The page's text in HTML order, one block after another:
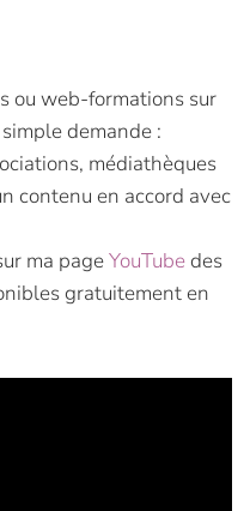
ou web-formations sur
demande :
médiathèques
contenu en accord avec
ma pageYouTubedes
gratuitement en